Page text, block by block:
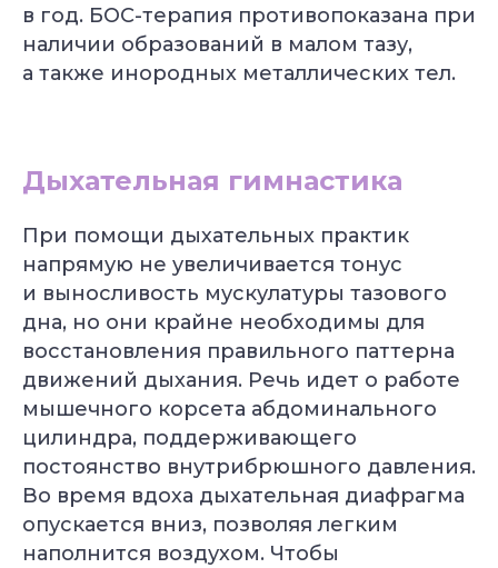
в год. БОС-терапия противопоказана при
наличии образований в малом тазу,
а также инородных металлических тел.
Дыхательная гимнастика
При помощи дыхательных практик
напрямую не увеличивается тонус
и выносливость мускулатуры тазового
дна, но они крайне необходимы для
восстановления правильного паттерна
движений дыхания. Речь идет о работе
мышечного корсета абдоминального
цилиндра, поддерживающего
постоянство внутрибрюшного давления.
Во время вдоха дыхательная диафрагма
опускается вниз, позволяя легким
наполнится воздухом. Чтобы